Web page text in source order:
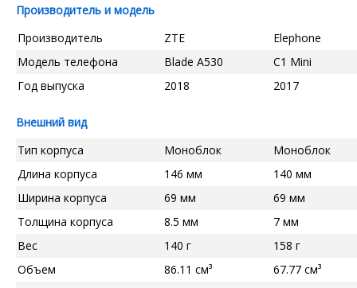
Производитель и модель
Производитель
ZTE
Elephone
Модель телефона
Blade A530
C1 Mini
Год выпуска
2018 2017
Внешний вид
Тип корпуса
Моноблок
Моноблок
Длина корпуса
146 мм
140 мм
Ширина корпуса
69 мм
69 мм
Толщина корпуса
8.5 мм
7 мм
Вес
140 г
158 г
Объем
86.11 см³
67.77 см³